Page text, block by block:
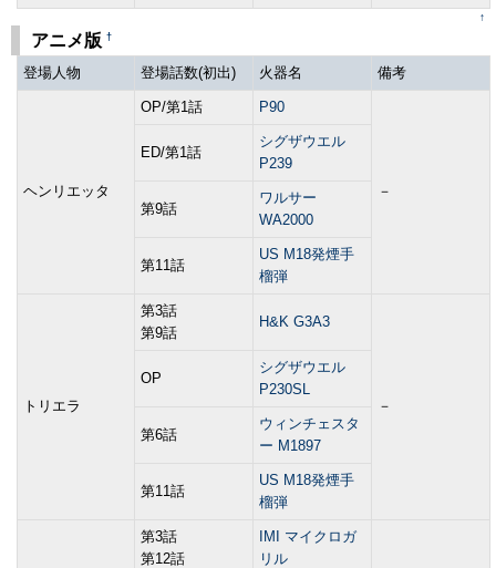
↑
アニメ版 †
登場人物 登場話数(初出) 火器名 備考
ヘンリエッタ
OP/第1話 P90
－
ED/第1話
シグザウエル
P239
第9話
ワルサー
WA2000
第11話
US M18発煙手
榴弾
トリエラ
第3話
第9話
H&K G3A3
－
OP
シグザウエル
P230SL
第6話
ウィンチェスタ
ー M1897
第11話
US M18発煙手
榴弾
第3話
第12話
IMI マイクロガ
リル